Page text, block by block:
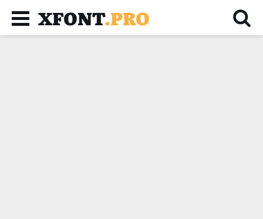
XFONT.PRO